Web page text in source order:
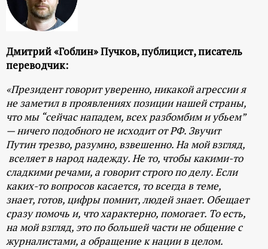
Дмитрий «Гоблин» Пучков, публицист, писатель
переводчик:
«Президент говорит уверенно, никакой агрессии я
не заметил в проявлениях позиции нашей страны,
что мы “сейчас нападем, всех разбомбим и убьем”
— ничего подобного не исходит от РФ. Звучит
Путин трезво, разумно, взвешенно. На мой взгляд,
вселяет в народ надежду. Не то, чтобы какими-то
сладкими речами, а говорит строго по делу. Если
каких-то вопросов касается, то всегда в теме,
знает, готов, цифры помнит, людей знает. Обещает
сразу помочь и, что характерно, помогает. То есть,
на мой взгляд, это по большей части не общение с
журналистами, а обращение к нации в целом.